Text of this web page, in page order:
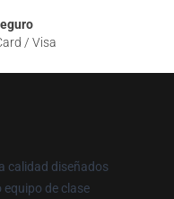
/ Visa
calidad diseñados
de clase